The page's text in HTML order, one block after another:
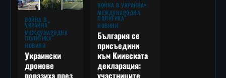
ВОЙНА В
УКРАЙНА
МЕЖДУНАРОДНА
ПОЛИТИКА
НОВИНИ
Украински
дронове
поразиха през
ВОЙНА В УКРАЙНА
МЕЖДУНАРОДНА
ПОЛИТИКА
НОВИНИ
България се
присъедини
към Киивската
декларация:
участниците